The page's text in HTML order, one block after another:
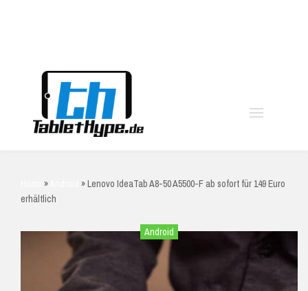
» »Lenovo IdeaTab A8-50 A5500-F ab sofort für 149 Euro
erhältlich
Android